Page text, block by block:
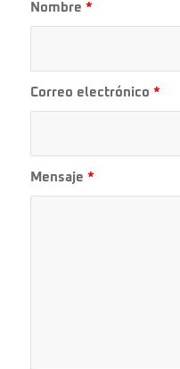
Nombre *
Correo electrónico *
Mensaje *